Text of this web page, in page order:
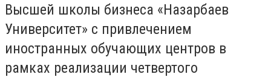
Высшей школы бизнеса «Назарбаев
Университет» с привлечением
иностранных обучающих центров в
рамках реализации четвертого